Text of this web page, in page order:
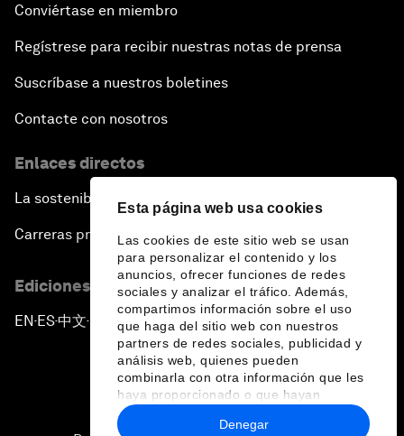
Esta página web usa cookies
Las cookies de este sitio web se usan
para personalizar el contenido y los
anuncios, ofrecer funciones de redes
sociales y analizar el tráfico. Además,
compartimos información sobre el uso
que haga del sitio web con nuestros
partners de redes sociales, publicidad y
análisis web, quienes pueden
combinarla con otra información que les
haya proporcionado o que hayan
recopilado a partir del uso que haya
hecho de sus servicios.
Denegar
Conviértase en miembro
Regístrese para recibir nuestras notas de prensa
Suscríbase a nuestros boletines
Contacte con nosotros
Enlaces directos
La sostenibilidad en el Foro
Carreras profesionales
Ediciones en otros idiomas
EN ▪ES▪中文▪ 日本語